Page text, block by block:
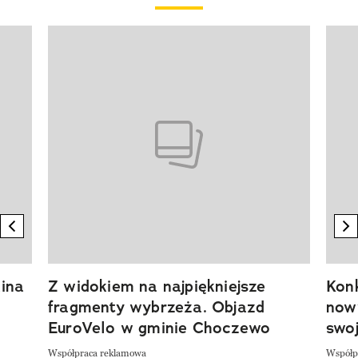
previous element
Z widokiem na najpiękniejsze
fragmenty wybrzeża. Objazd
EuroVelo w gminie Choczewo
Współpraca reklamowa